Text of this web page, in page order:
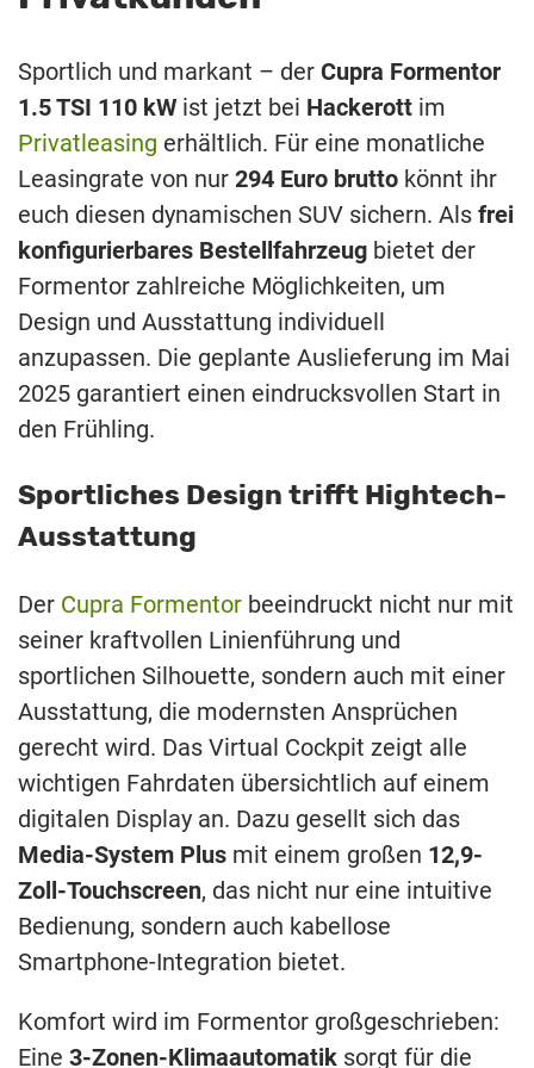
Sportlich und markant – der Cupra Formentor
1.5 TSI 110 kW ist jetzt bei Hackerott im
Privatleasing erhältlich. Für eine monatliche
Leasingrate von nur 294 Euro brutto könnt ihr
euch diesen dynamischen SUV sichern. Als frei
konfigurierbares Bestellfahrzeug bietet der
Formentor zahlreiche Möglichkeiten, um
Design und Ausstattung individuell
anzupassen. Die geplante Auslieferung im Mai
2025 garantiert einen eindrucksvollen Start in
den Frühling.
Sportliches Design trifft Hightech-
Ausstattung
Der Cupra Formentor beeindruckt nicht nur mit
seiner kraftvollen Linienführung und
sportlichen Silhouette, sondern auch mit einer
Ausstattung, die modernsten Ansprüchen
gerecht wird. Das Virtual Cockpit zeigt alle
wichtigen Fahrdaten übersichtlich auf einem
digitalen Display an. Dazu gesellt sich das
Media-System Plus mit einem großen 12,9-
Zoll-Touchscreen, das nicht nur eine intuitive
Bedienung, sondern auch kabellose
Smartphone-Integration bietet.
Komfort wird im Formentor großgeschrieben:
Eine 3-Zonen-Klimaautomatik sorgt für die